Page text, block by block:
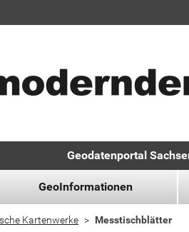
Geodatenportal
GeoInformationen
Kartenwerke Messtischblätter